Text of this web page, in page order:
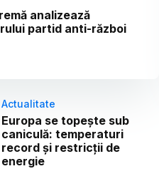
analizează
partid anti-război
Actualitate
Europa se topește sub
caniculă: temperaturi
record și restricții de
energie